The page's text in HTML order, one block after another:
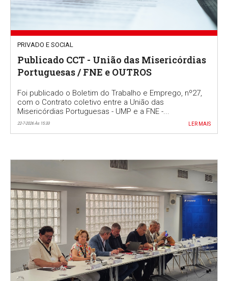
PRIVADO E SOCIAL
Publicado CCT - União das Misericórdias
Portuguesas / FNE e OUTROS
Foi publicado o Boletim do Trabalho e Emprego, nº27,
com o Contrato coletivo entre a União das
Misericórdias Portuguesas - UMP e a FNE -...
22-7-2026 Às 15:33 LER MAIS